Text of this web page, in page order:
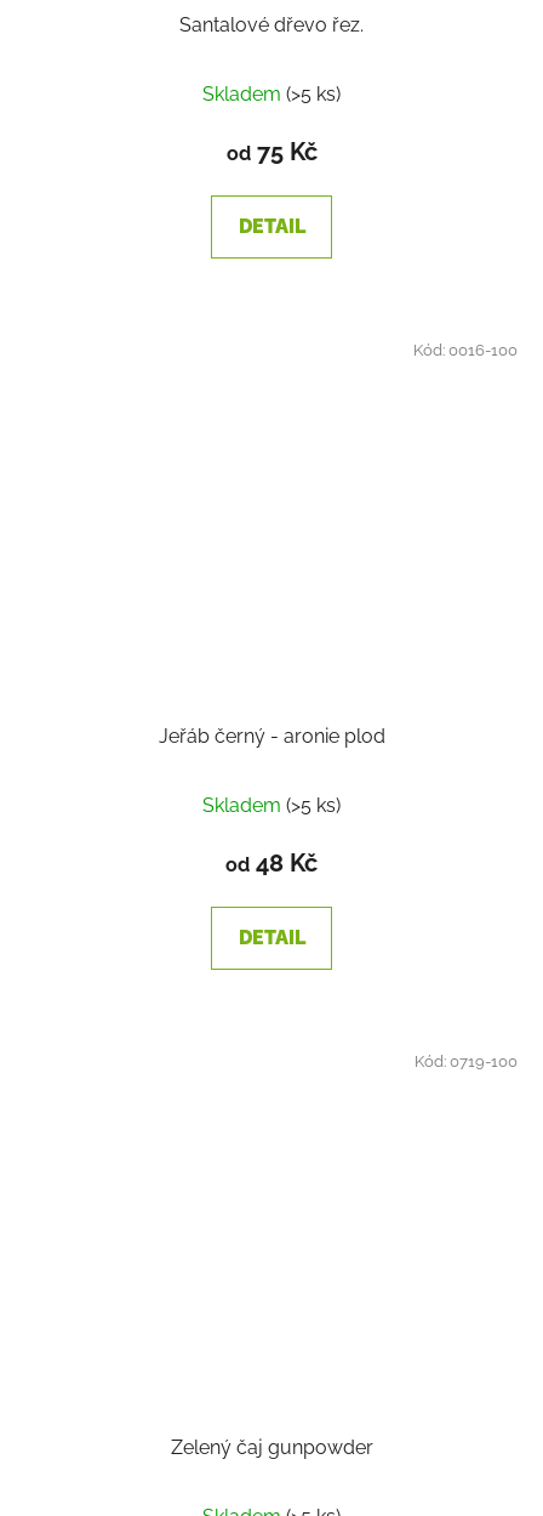
Santalové dřevo řez.
Skladem (>5 ks)
od75 Kč
DETAIL
Jeřáb černý - aronie plod
Skladem (>5 ks)
od 48 Kč
DETAIL
Kód:0016-100
Zelený čaj gunpowder
Kód:0719-100